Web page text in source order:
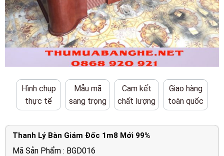
Hình chụp
thực tế
Mẫu mã
sang trọng
Cam kết
chất lượng
Giao hàng
toàn quốc
Thanh Lý Bàn Giám Đốc 1m8 Mới 99%
Mã Sản Phẩm : BGD016